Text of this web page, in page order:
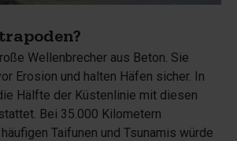
Wellenbrecher aus Beton. Sie
Erosion und halten Häfen sicher. In
Hälfte der Küstenlinie mit diesen
Bei 35.000 Kilometern
Taifunen und Tsunamis würde